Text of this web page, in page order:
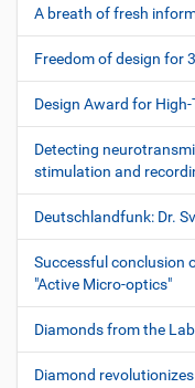
A breath of fresh
Freedom of design for
Design Award for High-
Detecting
stimulation and
Deutschlandfunk: Dr.
Successful conclusion
"Active Micro-optics"
Diamonds from the Lab
Diamond